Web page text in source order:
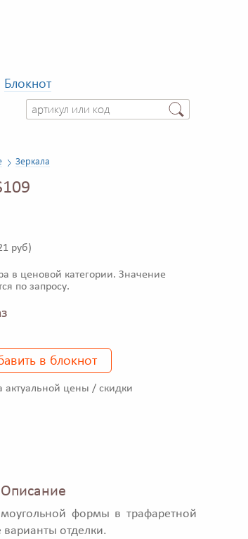
Блокнот
Зеркала
руб)
в ценовой категории. Значение
по запросу.
в блокнот
актуальной цены / скидки
Описание
формы в трафаретной
отделки.